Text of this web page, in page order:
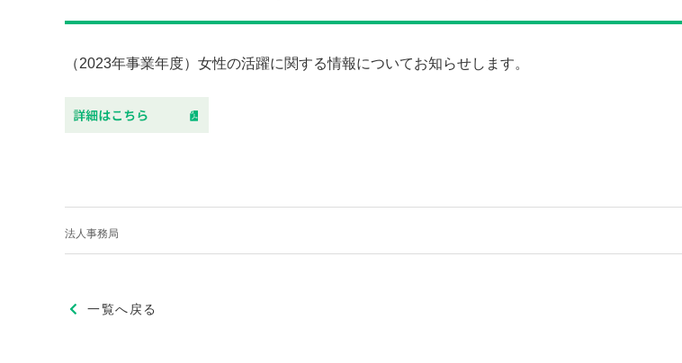
（2023年事業年度）女性の活躍に関する情報についてお知らせします。
法人事務局
一覧へ戻る